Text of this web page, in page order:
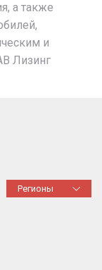
а также
и
Лизинг
Регионы